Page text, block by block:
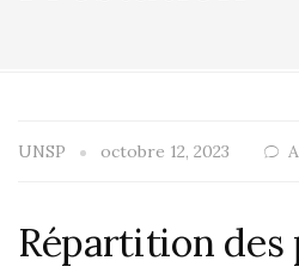
UNSP octobre 12, 2023
Répartition des